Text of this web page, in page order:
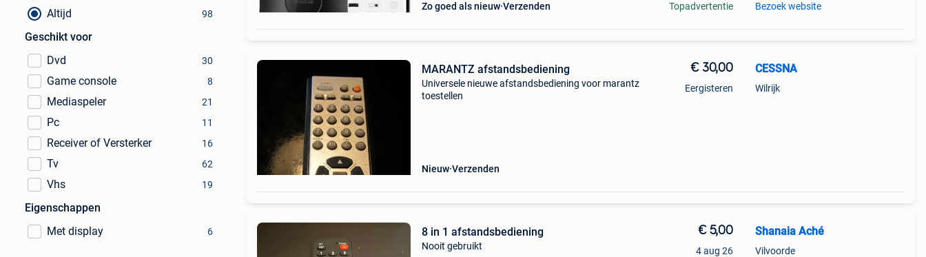
Altijd 98
Geschikt voor
Dvd
30
Game console 8
Mediaspeler 21
Pc 11
Receiver of Versterker 16
Tv 62
Vhs 19
Eigenschappen
Met display
6
Zo goed als nieuw Verzenden Topadvertentie Bezoek website
MARANTZ afstandsbediening
Universele nieuwe afstandsbediening voor marantz
toestellen
Nieuw Verzenden
€ 30,00
Eergisteren
CESSNA
Wilrijk
8 in 1 afstandsbediening
Nooit gebruikt
€ 5,00
4 aug 26
Shanaia Aché
Vilvoorde